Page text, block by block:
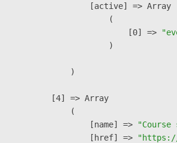
            [active] => Array
                (
                    [0] =>
                )
        )
    [4] => Array
        (
            [name] =>
            [href] =>